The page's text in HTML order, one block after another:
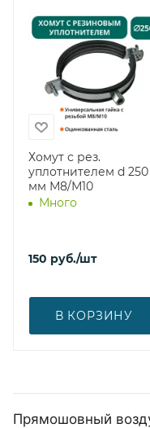
Хомут с рез.
уплотнителем d 250
мм М8/М10
Много
150 руб./шт
В КОРЗИНУ
Прямошовный